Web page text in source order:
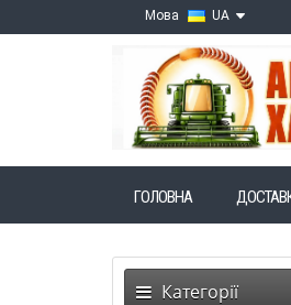
Мова UA
ГОЛОВНА
Категорії